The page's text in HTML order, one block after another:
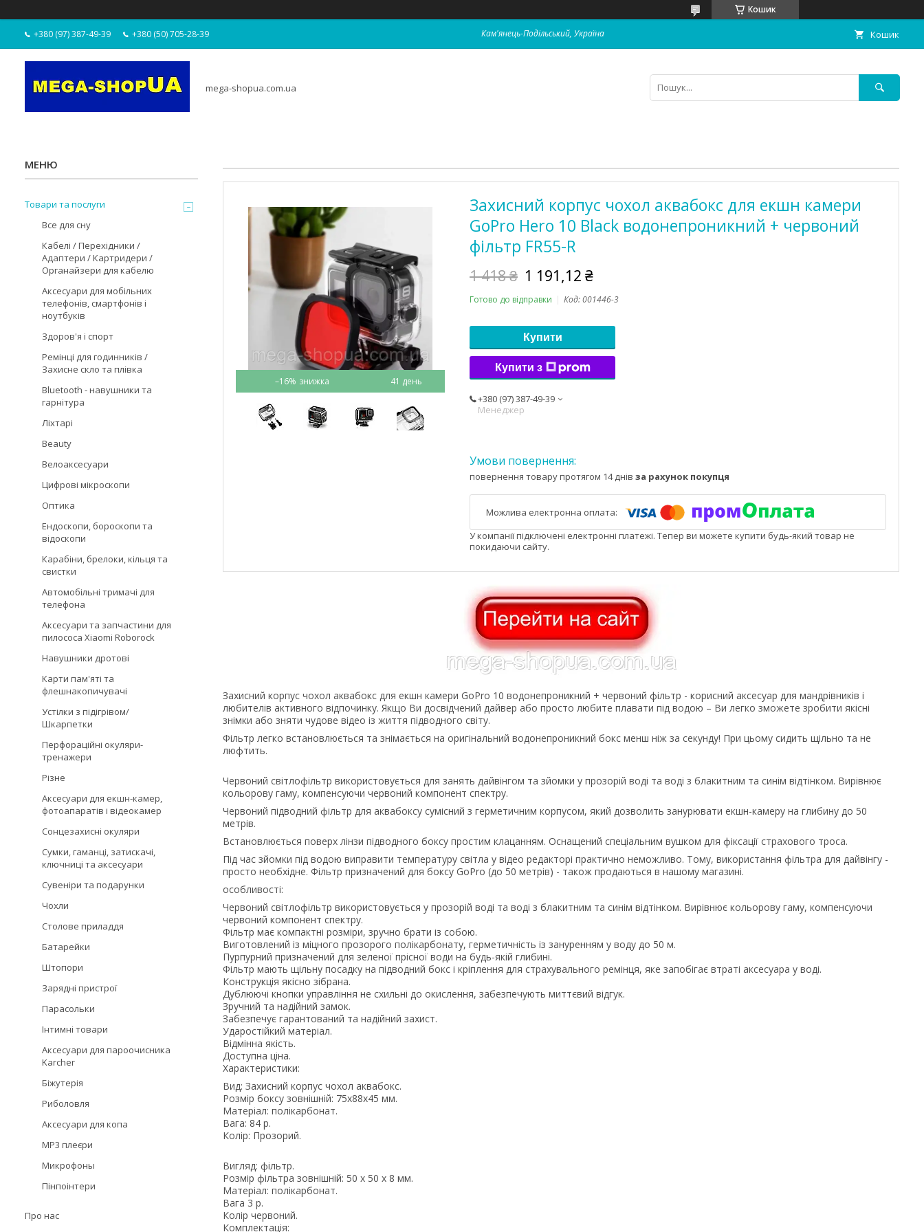
Кошик
+380 (97) 387-49-39 +380 (50) 705-28-39 Кам'янець-Подільський, Україна Кошик
mega-shopua.com.ua
–16% 41 день
Захисний корпус чохол аквабокс для екшн камери
GoPro Hero 10 Black водонепроникний + червоний
фільтр FR55-R
1 418 ₴ 1 191,12 ₴
Готово до відправки Код:001446-3
Купити
Купити з
+380 (97) 387-49-39
Менеджер
повернення товару протягом 14 днів за рахунок покупця
У компанії підключені електронні платежі. Тепер ви можете купити будь-який товар не
покидаючи сайту.
Захисний корпус чохол аквабокс для екшн камери GoPro 10 водонепроникний + червоний фільтр - корисний аксесуар для мандрівників і
любителів активного відпочинку. Якщо Ви досвідчений дайвер або просто любите плавати під водою – Ви легко зможете зробити якісні
знімки або зняти чудове відео із життя підводного світу.
Фільтр легко встановлюється та знімається на оригінальний водонепроникний бокс менш ніж за секунду! При цьому сидить щільно та не
люфтить.
Червоний світлофільтр використовується для занять дайвінгом та зйомки у прозорій воді та воді з блакитним та синім відтінком. Вирівнює
кольорову гаму, компенсуючи червоний компонент спектру.
Червоний підводний фільтр для аквабоксу сумісний з герметичним корпусом, який дозволить занурювати екшн-камеру на глибину до 50
метрів.
Встановлюється поверх лінзи підводного боксу простим клацанням. Оснащений спеціальним вушком для фіксації страхового троса.
Під час зйомки під водою виправити температуру світла у відео редакторі практично неможливо. Тому, використання фільтра для дайвінгу -
просто необхідне. Фільтр призначений для боксу GoPro (до 50 метрів) - також продаються в нашому магазині.
особливості:
Червоний світлофільтр використовується у прозорій воді та воді з блакитним та синім відтінком. Вирівнює кольорову гаму, компенсуючи
червоний компонент спектру.
Фільтр має компактні розміри, зручно брати із собою.
Виготовлений із міцного прозорого полікарбонату, герметичність із зануренням у воду до 50 м.
Пурпурний призначений для зеленої прісної води на будь-якій глибині.
Фільтр мають щільну посадку на підводний бокс і кріплення для страхувального ремінця, яке запобігає втраті аксесуара у воді.
Конструкція якісно зібрана.
Дублюючі кнопки управління не схильні до окислення, забезпечують миттєвий відгук.
Зручний та надійний замок.
Забезпечує гарантований та надійний захист.
Ударостійкий матеріал.
Відмінна якість.
Доступна ціна.
Характеристики:
Вид: Захисний корпус чохол аквабокс.
Розмір боксу зовнішній: 75х88х45 мм.
Матеріал: полікарбонат.
Вага: 84 р.
Колір: Прозорий.
Вигляд: фільтр.
Розмір фільтра зовнішній: 50 х 50 х 8 мм.
Матеріал: полікарбонат.
Вага 3 р.
Колір червоний.
Комплектація:
Товари та послуги
Все для сну
Кабелі / Перехідники /
Адаптери / Картридери /
Органайзери для кабелю
Аксесуари для мобільних
телефонів, смартфонів і
ноутбуків
Здоров'я і спорт
Ремінці для годинників /
Захисне скло та плівка
Bluetooth - навушники та
гарнітура
Ліхтарі
Beauty
Велоаксесуари
Цифрові мікроскопи
Оптика
Ендоскопи, бороскопи та
відоскопи
Карабіни, брелоки, кільця та
свистки
Автомобільні тримачі для
телефона
Аксесуари та запчастини для
пилососа Xiaomi Roborock
Навушники дротові
Карти пам'яті та
флешнакопичувачі
Устілки з підігрівом/
Шкарпетки
Перфораційні окуляри-
тренажери
Різне
Аксесуари для екшн-камер,
фотоапаратів і відеокамер
Сонцезахисні окуляри
Сумки, гаманці, затискачі,
ключниці та аксесуари
Сувеніри та подарунки
Чохли
Столове приладдя
Батарейки
Штопори
Зарядні пристрої
Парасольки
Інтимні товари
Аксесуари для пароочисника
Karcher
Біжутерія
Риболовля
Аксесуари для копа
MP3 плеєри
Микрофоны
Пінпоінтери
Про нас